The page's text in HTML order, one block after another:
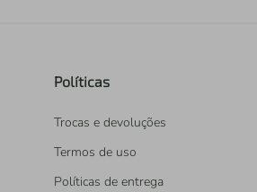
Políticas
Trocas e devoluções
Termos de uso
Políticas de entrega